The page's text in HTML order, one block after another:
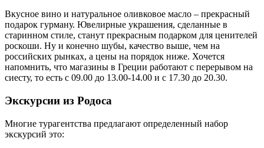
Вкусное вино и натуральное оливковое масло – прекрасный
подарок гурману. Ювелирные украшения, сделанные в
старинном стиле, станут прекрасным подарком для ценителей
роскоши. Ну и конечно шубы, качество выше, чем на
российских рынках, а цены на порядок ниже. Хочется
напомнить, что магазины в Греции работают с перерывом на
сиесту, то есть с 09.00 до 13.00-14.00 и с 17.30 до 20.30.
Экскурсии из Родоса
Многие турагентства предлагают определенный набор
экскурсий это: